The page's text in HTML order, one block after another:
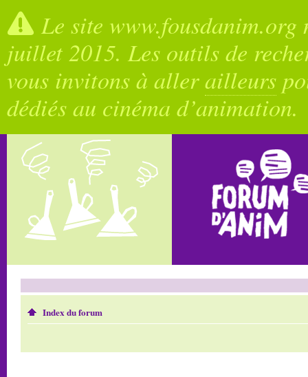
Le site
juillet 2015. Les outils de
vous invitons à allerailleurs
dédiés au cinéma d’animation.
Index du forum